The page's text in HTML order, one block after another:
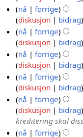
n
g
r
i
n
g
l
a
r
i
n
g
r
k
l
a
r
i
n
g
f
o
r
k
l
a
r
i
n
g
g
s
f
o
r
k
l
a
r
i
n
g
r
i
n
g
s
f
o
r
k
l
a
r
i
g
e
r
i
n
g
s
f
o
r
k
l
a
d
i
g
e
r
i
n
g
s
f
o
r
k
r
e
d
i
g
e
r
i
n
g
s
f
o
I
n
g
e
n
r
e
d
i
g
e
r
nå forrige
diskusjon
bidrag
I
n
g
e
n
r
e
d
i
g
nå forrige
diskusjon
bidrag
I
n
g
e
n
r
e
nå forrige
diskusjon
bidrag
I
n
g
e
n
r
nå forrige
diskusjon
bidrag
I
n
g
e
nå forrige
diskusjon
bidrag
kreditering skal
nå
forrige